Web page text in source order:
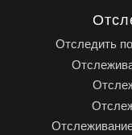
Отследить